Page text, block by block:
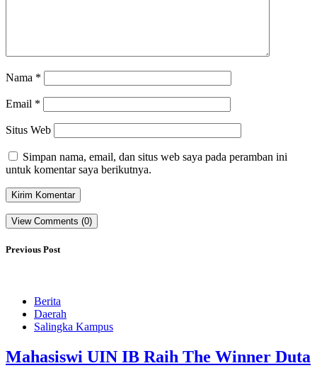
Nama *
Email *
Situs Web
Simpan nama, email, dan situs web saya pada peramban ini
untuk komentar saya berikutnya.
View Comments (0)
Previous Post
Berita
Daerah
Salingka Kampus
Mahasiswi UIN IB Raih The Winner Duta